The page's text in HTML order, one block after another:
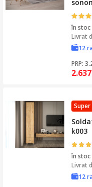
în stoc
Livrat
12
PRP:
2.637
k003
în stoc
Livrat
12